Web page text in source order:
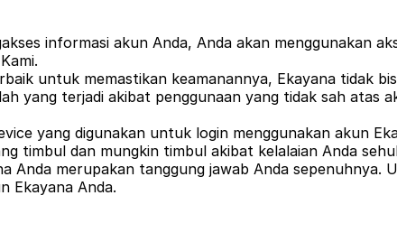
informasi akun Anda, Anda akan menggunakan
untuk memastikan keamanannya, Ekayana tidak
yang terjadi akibat penggunaan yang tidak sah atas
yang digunakan untuk login menggunakan akun
timbul dan mungkin timbul akibat kelalaian Anda
Anda merupakan tanggung jawab Anda
Ekayana Anda.